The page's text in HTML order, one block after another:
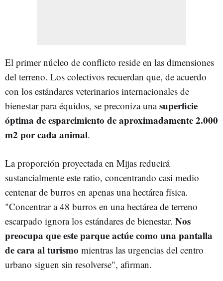
El primer núcleo de conflicto reside en las dimensiones
del terreno. Los colectivos recuerdan que, de acuerdo
con los estándares veterinarios internacionales de
bienestar para équidos, se preconiza unasuperficie
óptima de esparcimiento de aproximadamente 2.000
m2 por cada animal.
La proporción proyectada en Mijas reducirá
sustancialmente este ratio, concentrando casi medio
centenar de burros en apenas una hectárea física.
"Concentrar a 48 burros en una hectárea de terreno
escarpado ignora los estándares de bienestar. Nos
preocupa que este parque actúe como una pantalla
de cara al turismo mientras las urgencias del centro
urbano siguen sin resolverse", afirman.